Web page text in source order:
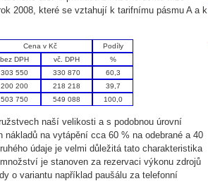
2008, které se vztahují k tarifnímu pásmu A a k
Cena v Kč
Podíly
bez DPH
vč. DPH
%
303 550 330 870
60,3
200 200 218 218
39,7
503 750 549 088 100,0
naší velikosti a s podobnou úrovní
na vytápění cca 60 % na odebrané a 40
údaje je velmi důležitá tato charakteristika
je stanoven za rezervaci výkonu zdrojů
o variantu například paušálu za telefonní